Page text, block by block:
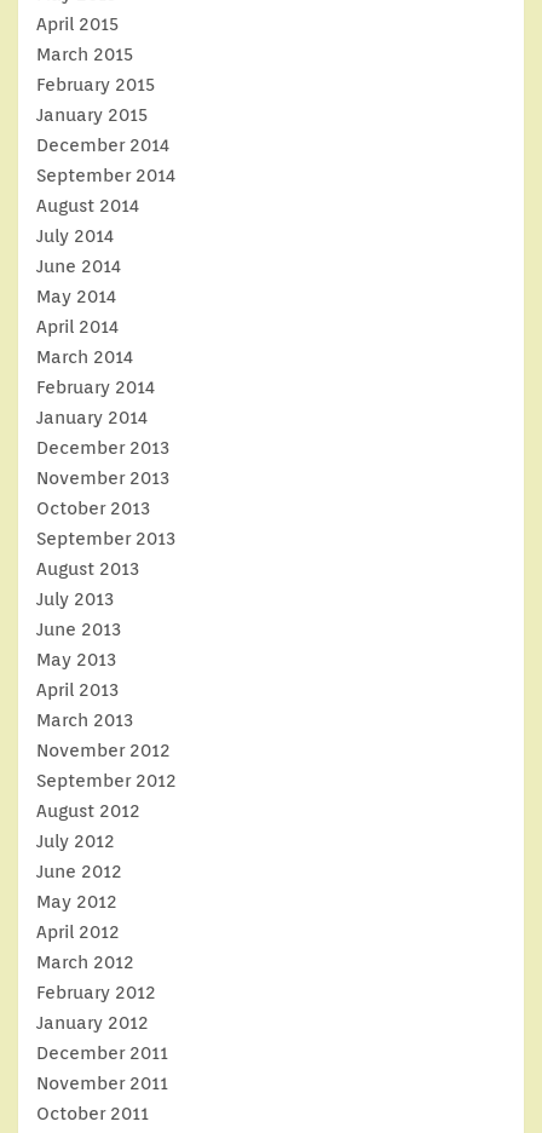
April 2015
March 2015
February 2015
January 2015
December 2014
September 2014
August 2014
July 2014
June 2014
May 2014
April 2014
March 2014
February 2014
January 2014
December 2013
November 2013
October 2013
September 2013
August 2013
July 2013
June 2013
May 2013
April 2013
March 2013
November 2012
September 2012
August 2012
July 2012
June 2012
May 2012
April 2012
March 2012
February 2012
January 2012
December 2011
November 2011
October 2011